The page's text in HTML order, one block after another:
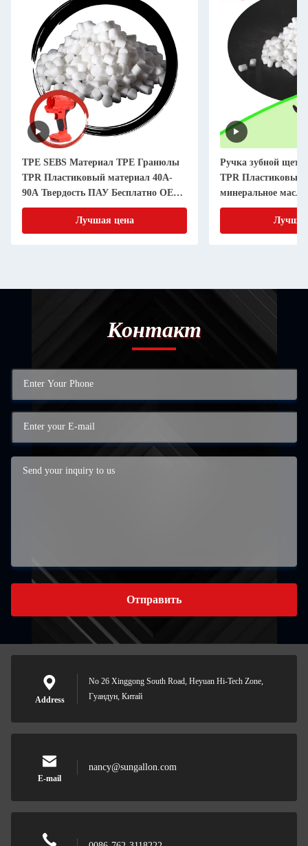
TPE SEBS Материал TPE Гранюлы
TPR Пластиковый материал 40A-
90A Твердость ПАУ Бесплатно OEM
Приемлемо
Лучшая цена
Ручка зубной
TPR Пластиковый
минеральное масло
95A диапазон
Контакт
Отправить
Address
No 26 Xinggong South Road, Heyuan Hi-Tech Zone,
Гуандун, Китай
E-mail
nancy@sungallon.com